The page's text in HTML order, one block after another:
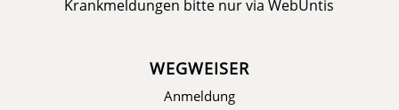
Krankmeldungen bitte nur viaWebUntis
WEGWEISER
Anmeldung